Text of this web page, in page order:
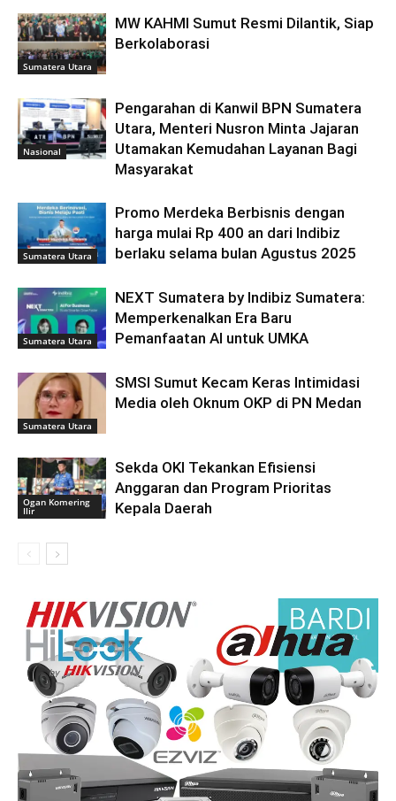
Sumatera Utara
MW KAHMI Sumut Resmi Dilantik, Siap
Berkolaborasi
Nasional
Pengarahan di Kanwil BPN Sumatera
Utara, Menteri Nusron Minta Jajaran
Utamakan Kemudahan Layanan Bagi
Masyarakat
Sumatera Utara
Promo Merdeka Berbisnis dengan
harga mulai Rp 400 an dari Indibiz
berlaku selama bulan Agustus 2025
Sumatera Utara
NEXT Sumatera by Indibiz Sumatera:
Memperkenalkan Era Baru
Pemanfaatan AI untuk UMKA
Sumatera Utara
SMSI Sumut Kecam Keras Intimidasi
Media oleh Oknum OKP di PN Medan
Ogan Komering
Ilir
Sekda OKI Tekankan Efisiensi
Anggaran dan Program Prioritas
Kepala Daerah